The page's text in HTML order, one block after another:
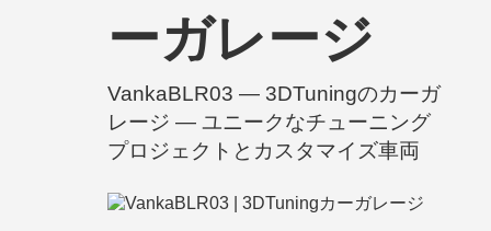
ーガレージ
VankaBLR03 — 3DTuningのカーガ
レージ — ユニークなチューニング
プロジェクトとカスタマイズ車両